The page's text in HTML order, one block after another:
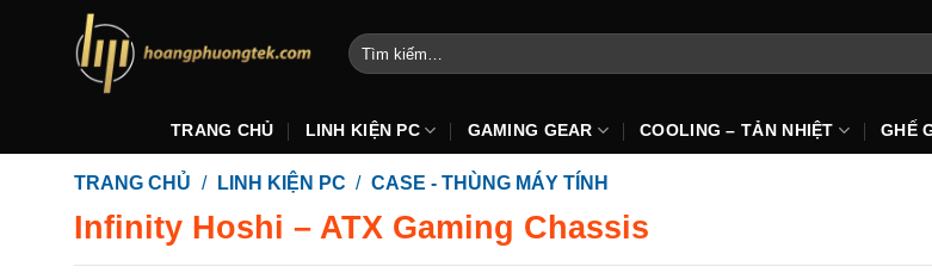
Tìm
kiếm:
TRANG CHỦ LINH KIỆN PC GAMING GEAR COOLING – TẢN NHIỆT GHẾ
TRANG CHỦ / LINH KIỆN PC / CASE - THÙNG MÁY TÍNH
Infinity Hoshi – ATX Gaming Chassis